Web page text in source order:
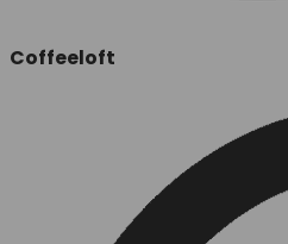
Coffeeloft